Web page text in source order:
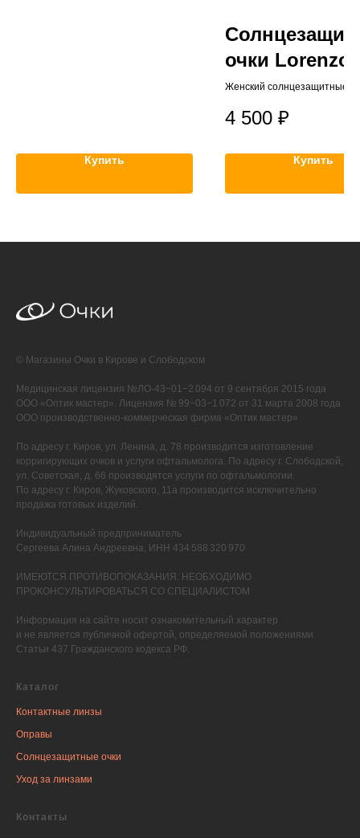
Купить
очки Lorenzo
Lotto
Женский солнцезащитные
линзами, с мягким футляром
4 500 ₽
Купить
© Магазины Очки в Кирове и Слободском
Медицинская лицензия №ЛО-43−01−2 094 от 9 сентября 2015 года
ООО «Оптик мастер». Лицензия № 99−03−1 072 от 31 марта 2008 года
ООО производственно-коммерческая фирма «Оптик мастер»
По адресу г. Киров, ул. Ленина, д. 78 производится изготовление
корригирующих очков и услуги офтальмолога. По адресу г. Слободской,
ул. Советская, д. 66 производятся услуги по офтальмологии.
По адресу г. Киров, Жуковского, 11а производится исключительно
продажа готовых изделий.
Индивидуальный предприниматель
Сергеева Алина Андреевна, ИНН 434 588 320 970
ИМЕЮТСЯ ПРОТИВОПОКАЗАНИЯ. НЕОБХОДИМО
ПРОКОНСУЛЬТИРОВАТЬСЯ СО СПЕЦИАЛИСТОМ
Информация на сайте носит ознакомительный характер
и не является публичной офертой, определяемой положениями
Статьи 437 Гражданского кодекса РФ.
Каталог
Контактные линзы
Оправы
Солнцезащитные очки
Уход за линзами
Контакты